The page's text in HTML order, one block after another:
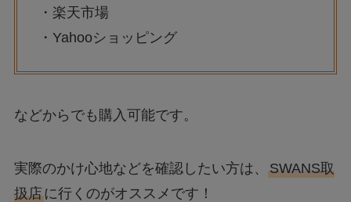
・楽天市場
・Yahooショッピング
などからでも購入可能です。
実際のかけ心地などを確認したい方は、 SWANS取
扱店に行くのがオススメです！